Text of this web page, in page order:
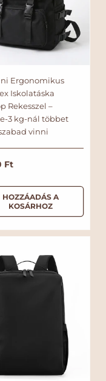
Ergonomikus
Iskolatáska
Rekesszel –
3 kg-nál többet
vinni
Ft
HOZZÁADÁS A
KOSÁRHOZ